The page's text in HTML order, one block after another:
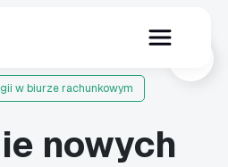
w biurze rachunkowym
nowych